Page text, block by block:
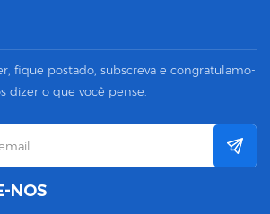
fique postado, subscreva e congratulamo-
dizer o que você pense.
NOS